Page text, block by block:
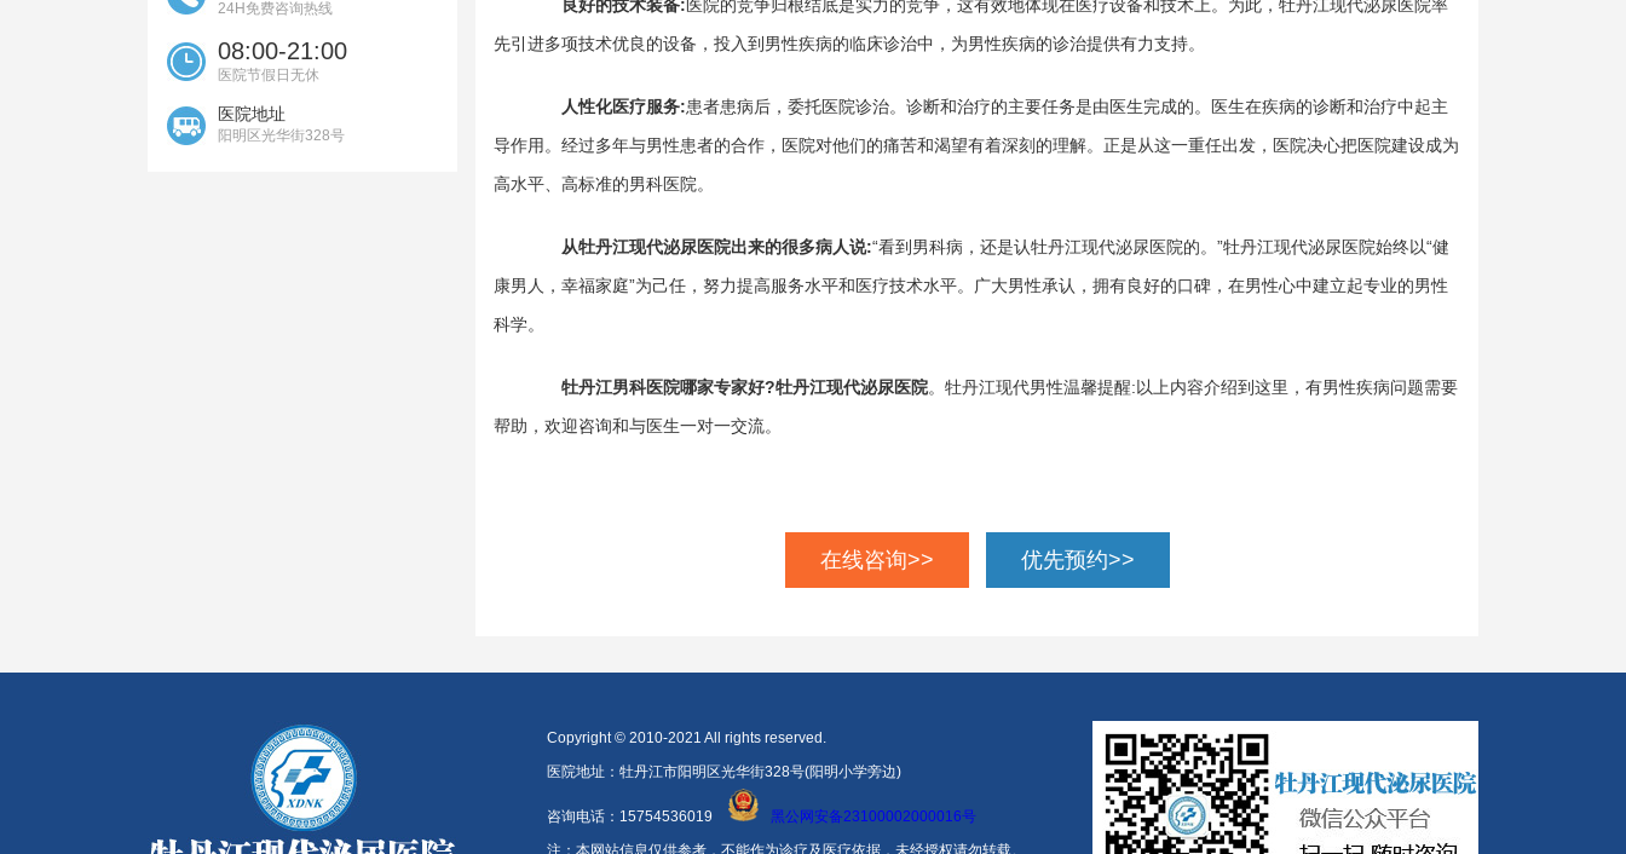
24H免费咨询热线
08:00-21:00
医院节假日无休
医院地址
阳明区光华街328号
良好的技术装备:医院的竞争归根结底是实力的竞争，这有效地体现在医疗设备和技术上。为此，牡丹江现代泌尿医院率
先引进多项技术优良的设备，投入到男性疾病的临床诊治中，为男性疾病的诊治提供有力支持。
人性化医疗服务:患者患病后，委托医院诊治。诊断和治疗的主要任务是由医生完成的。医生在疾病的诊断和治疗中起主
导作用。经过多年与男性患者的合作，医院对他们的痛苦和渴望有着深刻的理解。正是从这一重任出发，医院决心把医院建设成为
高水平、高标准的男科医院。
从牡丹江现代泌尿医院出来的很多病人说:“看到男科病，还是认牡丹江现代泌尿医院的。”牡丹江现代泌尿医院始终以“健
康男人，幸福家庭”为己任，努力提高服务水平和医疗技术水平。广大男性承认，拥有良好的口碑，在男性心中建立起专业的男性
科学。
牡丹江男科医院哪家专家好?牡丹江现代泌尿医院。牡丹江现代男性温馨提醒:以上内容介绍到这里，有男性疾病问题需要
帮助，欢迎咨询和与医生一对一交流。
在线咨询>> 优先预约>>
Copyright © 2010-2021 All rights reserved.
医院地址：牡丹江市阳明区光华街328号(阳明小学旁边)
咨询电话：15754536019
黑公网安备23100002000016号
注：本网站信息仅供参考，不能作为诊疗及医疗依据，未经授权请勿转载。